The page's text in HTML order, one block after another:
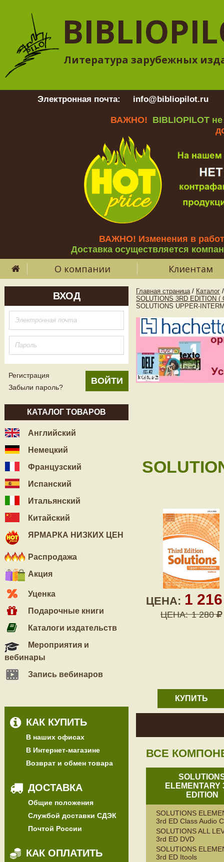
Литература зарубежных
Электронная почта: info@bibliopilot.ru
ВАЖНО! BIBLIOPILOT
ВАЖНО! Изменения в
Доставка осуществляется
О компании Клиентам
ВХОД
Регистрация
Забыли пароль?
КАТАЛОГ ТОВАРОВ
Английский
Немецкий
Французский
Испанский
Итальянский
Китайский
ЯРМАРКА НИЗКИХ ЦЕН
Распродажа
Акция
Уценка
Подарочные книги
Каталоги издательств
Мероприятия и
вебинары
Запись вебинаров
КАК КУПИТЬ
В наших офисах
В Интернет-магазине
Возврат и обмен товара
ДОСТАВКА
Общие положения
Службой доставки СДЭК
Почтой России
КАК ОПЛАТИТЬ
Главная страница / Каталог /
SOLUTIONS 3RD EDITION
SOLUTIONS UPPER-
ЦЕНА: 1
ЦЕНА: 1 280
КУПИТЬ
ВСЕ
ELEMENTARY
EDITION
SOLUTIONS
3rd ED Class Audio
SOLUTIONS ALL
3rd ED DVD
SOLUTIONS
3rd ED Itools